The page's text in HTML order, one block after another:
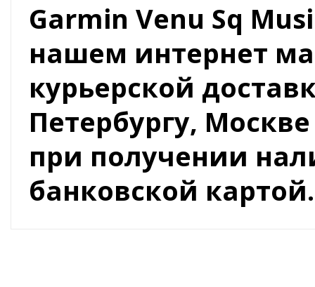
Garmin Venu Sq
нашем интернет
курьерской
Петербургу,
при получении
банковской картой.